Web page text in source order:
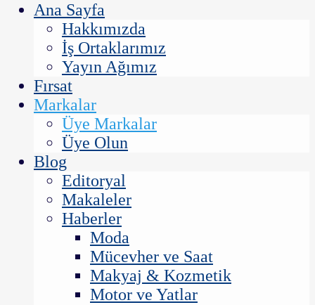
Ana Sayfa
Hakkımızda
İş Ortaklarımız
Yayın Ağımız
Fırsat
Markalar
Üye Markalar
Üye Olun
Blog
Editoryal
Makaleler
Haberler
Moda
Mücevher ve Saat
Makyaj & Kozmetik
Motor ve Yatlar